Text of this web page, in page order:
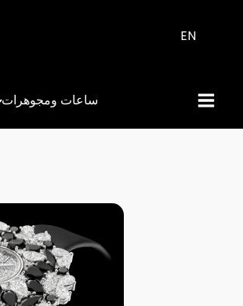
EN
ساعات ومجوهرات